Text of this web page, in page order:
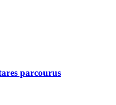
parcourus